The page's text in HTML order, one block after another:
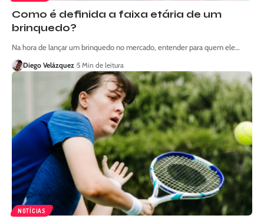
Como é definida a faixa etária de um
brinquedo?
Na hora de lançar um brinquedo no mercado, entender para quem ele…
Diego Velázquez 5 Min de leitura
NOTÍCIAS